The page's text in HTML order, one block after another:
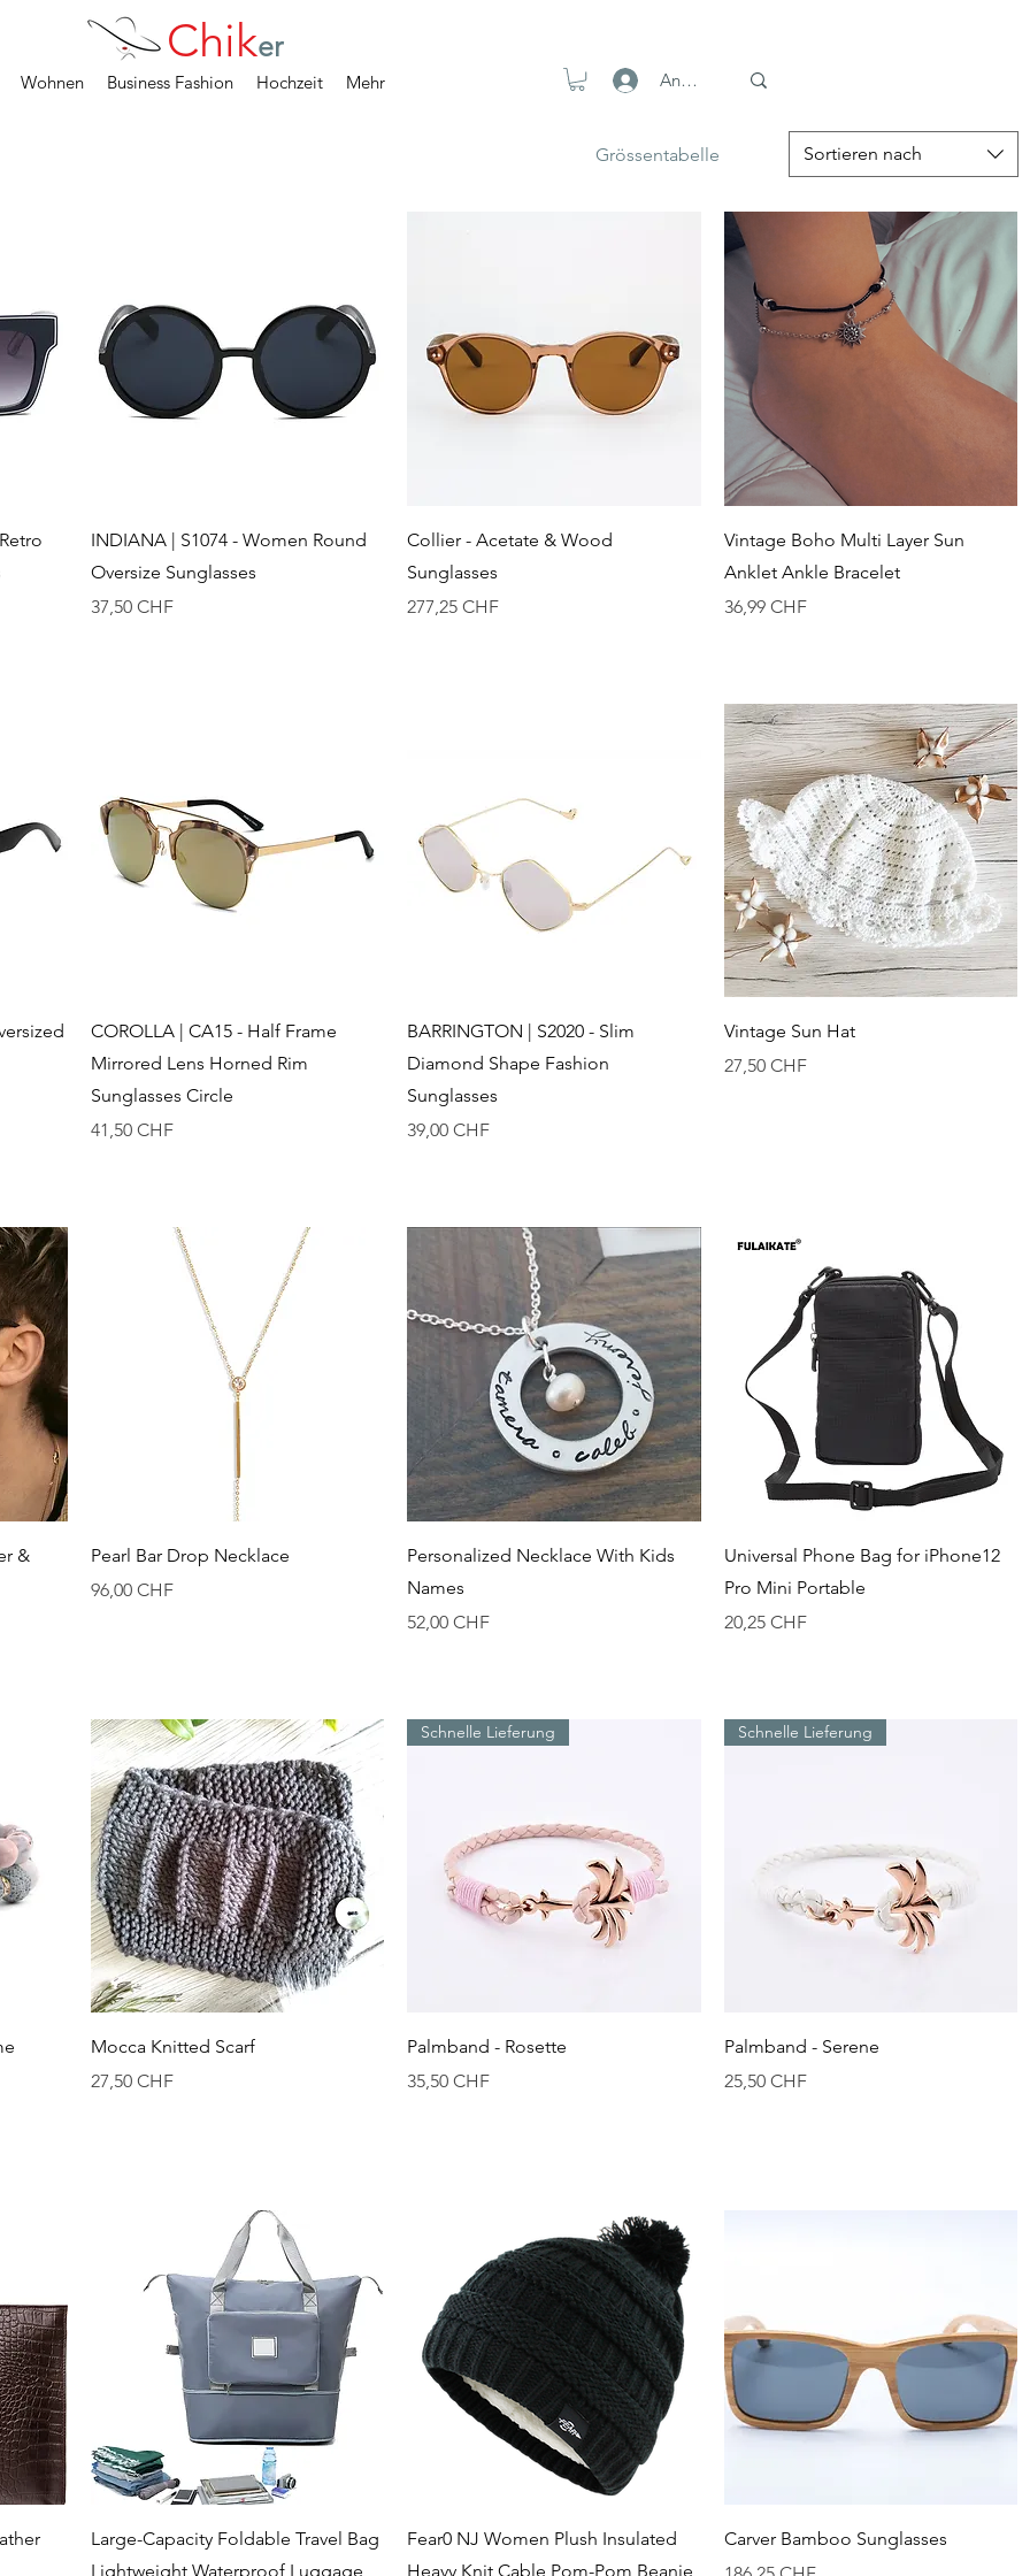
Chiker
Wohnen Business Fashion Hochzeit Mehr Anmelden
Sortieren nach
Schnellansicht
INDIANA | S1074 - Women Round
Oversize Sunglasses
Preis
37,50 CHF
Schnellansicht
Collier - Acetate & Wood
Sunglasses
Preis
277,25 CHF
Schnellansicht
Vintage Boho Multi Layer Sun
Anklet Ankle Bracelet
Preis
36,99 CHF
Schnellansicht
COROLLA | CA15 - Half Frame
Mirrored Lens Horned Rim
Sunglasses Circle
Preis
41,50 CHF
Schnellansicht
BARRINGTON | S2020 - Slim
Diamond Shape Fashion
Sunglasses
Preis
39,00 CHF
Schnellansicht
Vintage Sun Hat
Preis
27,50 CHF
&
Schnellansicht
Pearl Bar Drop Necklace
Preis
96,00 CHF
Schnellansicht
Personalized Necklace With Kids
Names
Preis
52,00 CHF
Schnellansicht
Universal Phone Bag for iPhone12
Pro Mini Portable
Preis
20,25 CHF
Schnellansicht
Mocca Knitted Scarf
Preis
27,50 CHF
Schnellansicht
Schnelle Lieferung
Palmband - Rosette
Preis
35,50 CHF
Schnellansicht
Schnelle Lieferung
Palmband - Serene
Preis
25,50 CHF
Schnellansicht
Large-Capacity Foldable Travel Bag
Lightweight Waterproof Luggage
Schnellansicht
Fear0 NJ Women Plush Insulated
Heavy Knit Cable Pom-Pom Beanie
Schnellansicht
Carver Bamboo Sunglasses
Preis
Grössentabelle